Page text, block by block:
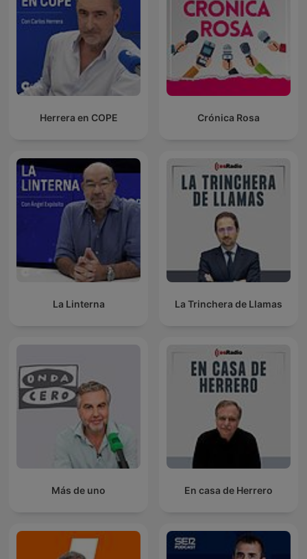
Herrera en COPE Crónica Rosa
La Linterna La Trinchera de Llamas
Más de uno En casa de Herrero